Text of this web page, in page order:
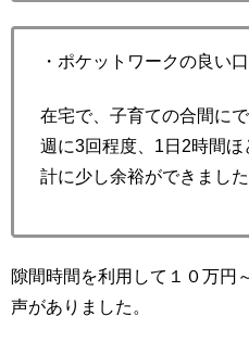
・ポケットワークの良い
在宅で、子育ての合間に
週に3回程度、1日2時間
計に少し余裕ができました
隙間時間を利用して１０万円
声がありました。